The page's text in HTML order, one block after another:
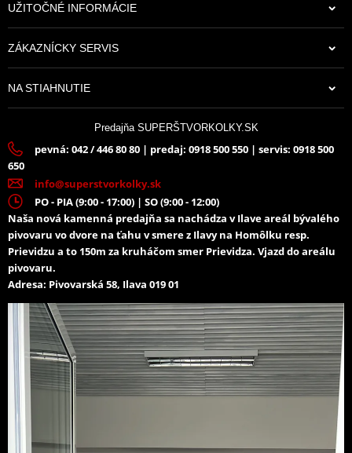
UŽITOČNÉ INFORMÁCIE
ZÁKAZNÍCKY SERVIS
NA STIAHNUTIE
Predajňa SUPERŠTVORKOLKY.SK
pevná: 042 / 446 80 80 | predaj: 0918 500 550 | servis: 0918 500
650
info@superstvorkolky.sk
PO - PIA (9:00 - 17:00) | SO (9:00 - 12:00)
Naša nová kamenná predajňa sa nachádza v Ilave areál bývalého
pivovaru vo dvore na ťahu v smere z Ilavy na Homôlku resp.
Prievidzu a to 150m za kruháčom smer Prievidza. Vjazd do areálu
pivovaru.
Adresa: Pivovarská 58, Ilava 019 01